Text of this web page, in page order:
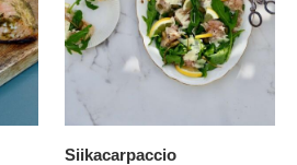
Siikacarpaccio